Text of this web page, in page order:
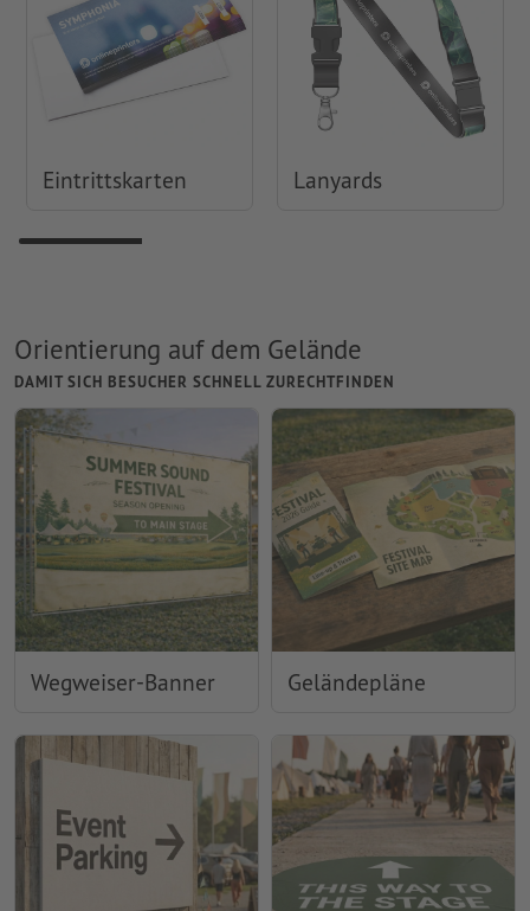
Eintrittskarten Lanyards
Orientierung auf dem Gelände
DAMIT SICH BESUCHER SCHNELL ZURECHTFINDEN
Wegweiser-Banner Geländepläne